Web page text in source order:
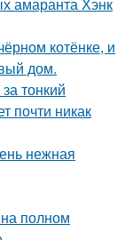
котёнке, и
дом.
тонкий
почти никак
нежная
полном